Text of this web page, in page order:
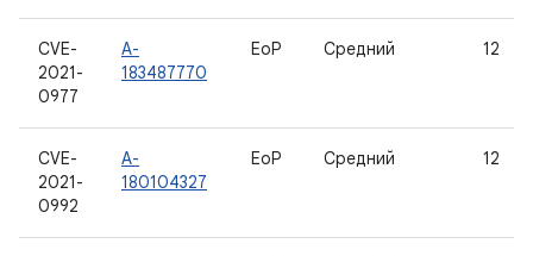
CVE-
2021-
0977
A-
183487770
EoP Средний 12
CVE-
2021-
0992
A-
180104327
EoP Средний 12